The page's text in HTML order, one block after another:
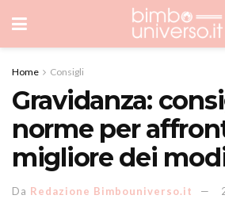
Home Consigli
Gravidanza:
norme per
migliore dei
Da Redazione Bimbouniverso.it